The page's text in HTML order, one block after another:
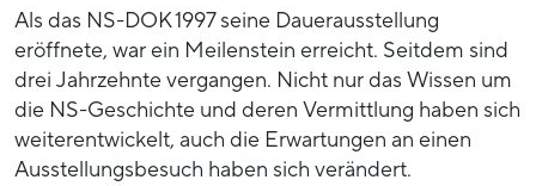
Als das NS-DOK 1997 seine Dauerausstellung
eröffnete, war ein Meilenstein erreicht. Seitdem sind
drei Jahrzehnte vergangen. Nicht nur das Wissen um
die NS-Geschichte und deren Vermittlung haben sich
weiterentwickelt, auch die Erwartungen an einen
Ausstellungsbesuch haben sich verändert.